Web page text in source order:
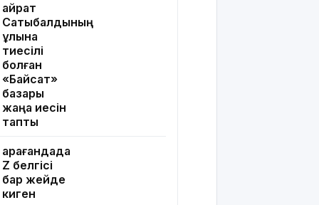
Қайрат
Сатыбалдының
ұлына
тиесілі
болған
«Байсат»
базары
жаңа иесін
тапты
Қарағандада
Z белгісі
бар жейде
киген